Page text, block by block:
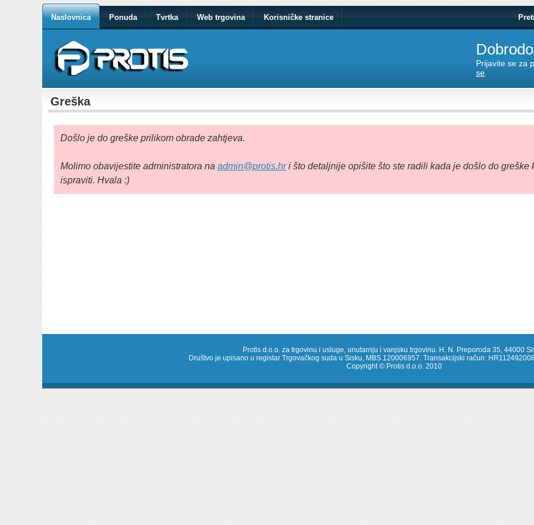
Naslovnica Ponuda Tvrtka Web trgovina Korisničke stranice
Prijavite se za
se
Greška
Došlo je do greške prilikom obrade zahtjeva.
Molimo obavijestite administratora na admin@protis.hri što detaljnije opišite što ste radili kada je došlo do greške
ispraviti. Hvala :)
Protis d.o.o. za trgovinu i usluge, unutarnju i vanjsku trgovinu. H. N. Preporoda 35, 44000
Društvo je upisano u registar Trgovačkog suda u Sisku, MBS 120006957. Transakcijski račun:
Copyright © Protis d.o.o. 2010